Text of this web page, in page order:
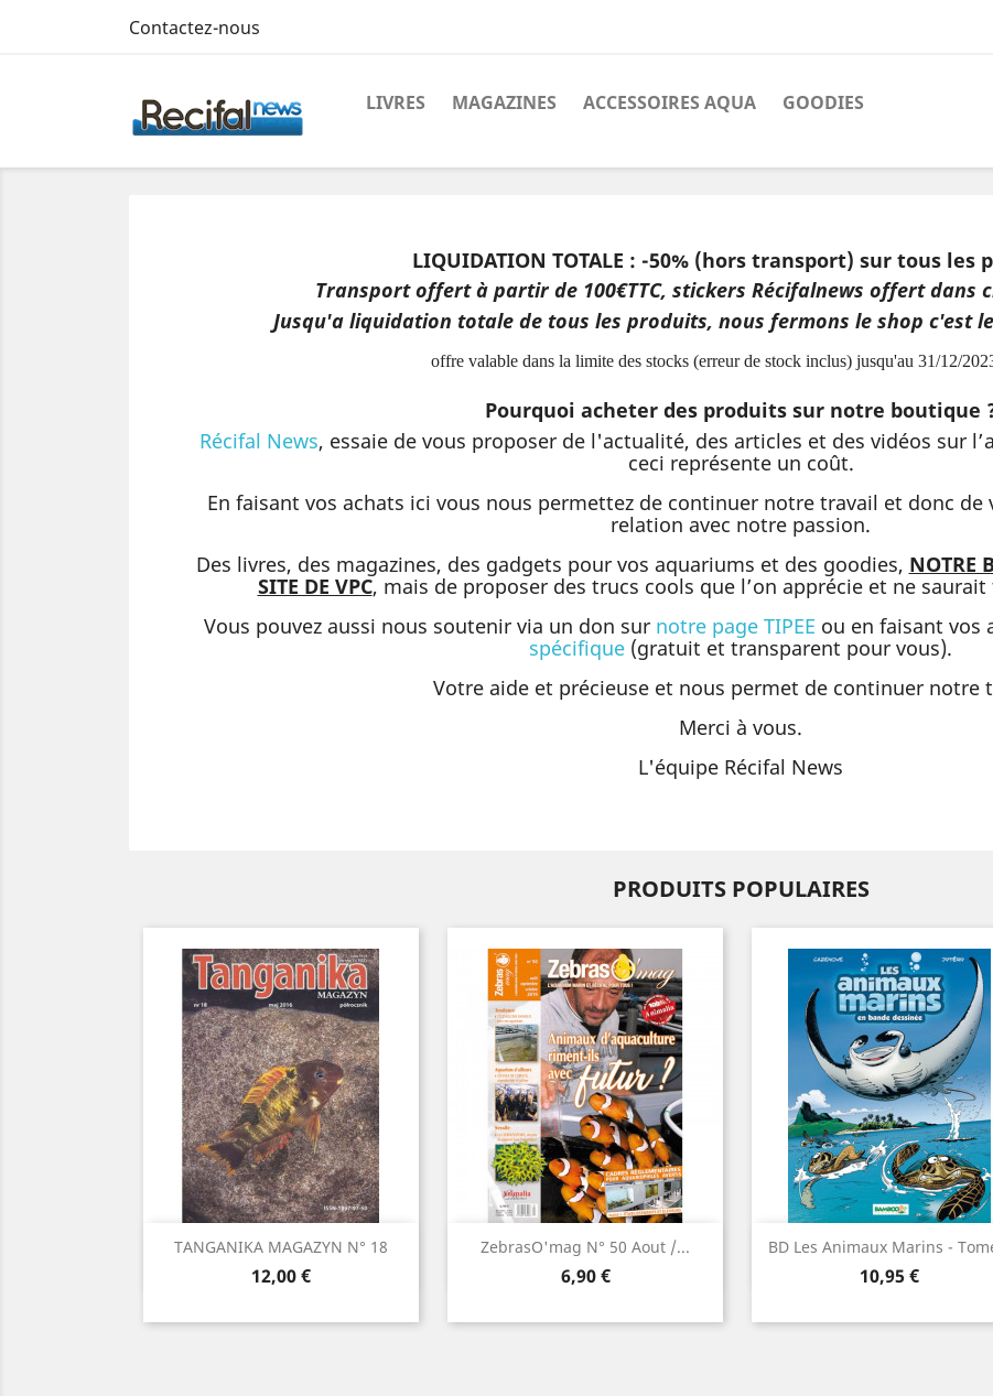
Contactez-nous
LIVRES MAGAZINES ACCESSOIRES AQUA GOODIES
LIQUIDATION TOTALE : -50% (hors transport) sur tous les
Transport offert à partir de 100€TTC, stickers Récifalnews offert dans
Jusqu'a liquidation totale de tous les produits, nous fermons le shop c'est
offre valable dans la limite des stocks (erreur de stock inclus) jusqu'au 31/12/
Pourquoi acheter des produits sur notre boutique
Récifal News, essaie de vous proposer de l'actualité, des articles et des vidéos sur
ceci représente un coût.
En faisant vos achats ici vous nous permettez de continuer notre travail et donc
relation avec notre passion.
Des livres, des magazines, des gadgets pour vos aquariums et des goodies, NOTRE
SITE DE VPC, mais de proposer des trucs cools que l’on apprécie et ne
Vous pouvez aussi nous soutenir via un don sur notre page TIPEE ou en faisant vos
spécifique (gratuit et transparent pour vous).
Votre aide et précieuse et nous permet de continuer notre
Merci à vous.
L'équipe Récifal News
PRODUITS POPULAIRES
TANGANIKA MAGAZYN N° 18
Prix
12,00 €
Aperçu rapide ZebrasO'mag N° 50 Aout /...
Prix
6,90 €
Aperçu rapide BD Les Animaux Marins -
Prix
10,95 €
Aperçu rapide